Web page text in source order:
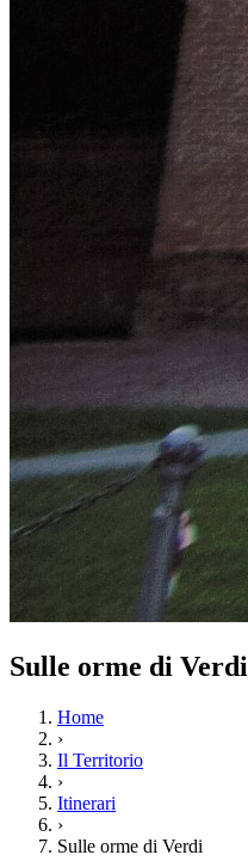
Sulle orme di Verdi
Home
›
Il Territorio
›
Itinerari
›
Sulle orme di Verdi